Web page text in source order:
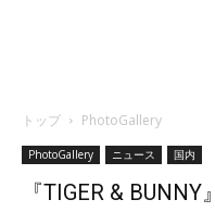
トップ PhotoGallery
PhotoGallery ニュース 国内
『TIGER &